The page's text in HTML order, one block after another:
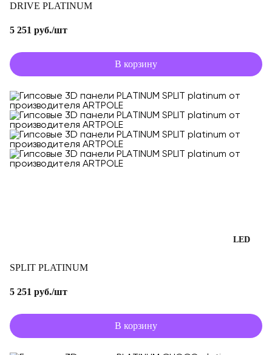
DRIVE PLATINUM
5 251 руб./шт
В корзину
LED
SPLIT PLATINUM
5 251 руб./шт
В корзину